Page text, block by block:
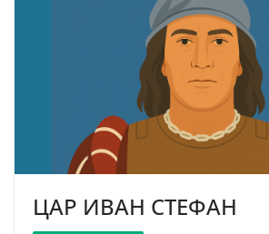
ЦАР ИВАН СТЕФАН